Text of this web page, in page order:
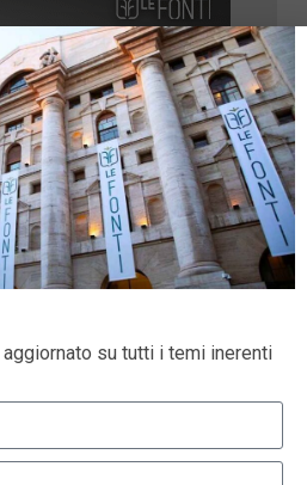
su tutti i temi inerenti